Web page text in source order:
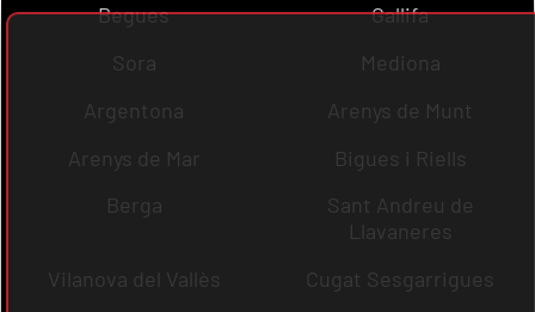
Begues
Gallifa
Sora
Mediona
Argentona
Arenys de Munt
Arenys de Mar
Bigues i Riells
Berga
Sant Andreu de
Llavaneres
Vilanova del Vallès
Cugat Sesgarrigues